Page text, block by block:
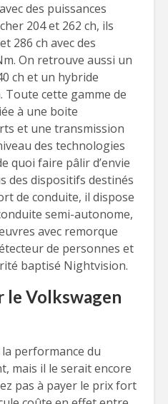
des puissances
204 et 262 ch, ils
286 ch avec des
On retrouve aussi un
ch et un hybride
Toute cette gamme de
à une boite
et une transmission
des technologies
quoi faire pâlir d’envie
des dispositifs destinés
de conduite, il dispose
semi-autonome,
avec remorque
de personnes et
baptisé Nightvision.
le Volkswagen
performance du
mais il le serait encore
pas à payer le prix fort